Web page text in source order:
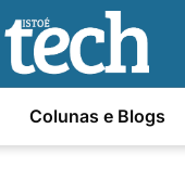
Colunas e Blogs